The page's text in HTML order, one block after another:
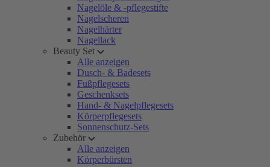
Nagelöle & -pflegestifte
Nagelscheren
Nagelhärter
Nagellack
Beauty Set
Alle anzeigen
Dusch- & Badesets
Fußpflegesets
Geschenksets
Hand- & Nagelpflegesets
Körperpflegesets
Sonnenschutz-Sets
Zubehör
Alle anzeigen
Körperbürsten